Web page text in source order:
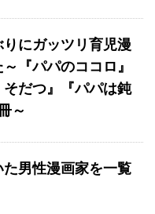
りにガッツリ育児漫
『パパのココロ』
そだつ』『パパは鈍
～
男性漫画家を一覧